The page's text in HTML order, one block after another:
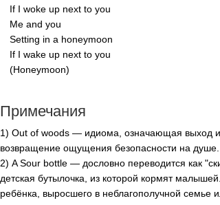
If I woke up next to you
Me and you
Setting in a honeymoon
If I wake up next to you
(Honeymoon)
Примечания
1) Out of woods — идиома, означающая выход из
возвращение ощущения безопасности на душе.
2) A Sour bottle — дословно переводится как
детская бутылочка, из которой кормят
ребёнка, выросшего в неблагополучной семье